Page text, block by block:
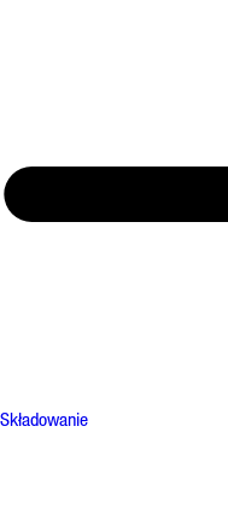
Składowanie